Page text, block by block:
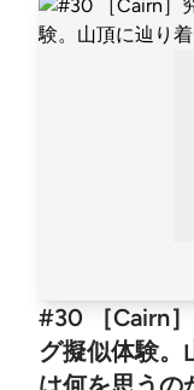
#30 ［Cairn
グ擬似体験。